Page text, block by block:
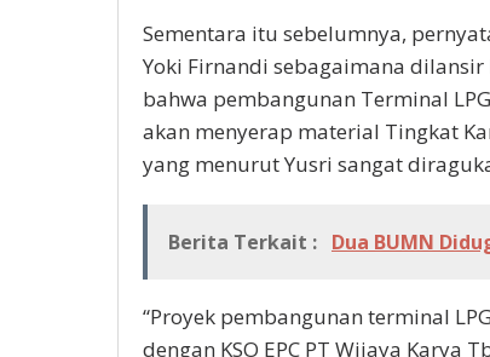
Sementara itu sebelumnya,
Yoki Firnandi sebagaimana
bahwa pembangunan Terminal
akan menyerap material Tingkat
yang menurut Yusri sangat
Berita Terkait : Dua BUMN
“Proyek pembangunan terminal
dengan KSO EPC PT Wijaya Karya